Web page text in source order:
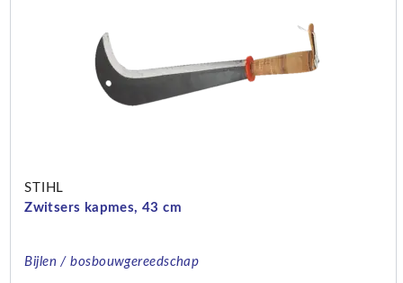
STIHL
Zwitsers kapmes, 43 cm
Bijlen / bosbouwgereedschap